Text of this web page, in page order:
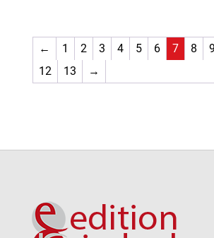
← 1 2 3 4 5 6 7 8 9
12
13 →